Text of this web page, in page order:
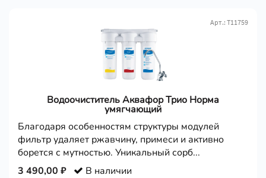
Водоочиститель Аквафор Трио Норма
умягчающий
Арт.: Т11759
Благодаря особенностям структуры модулей
фильтр удаляет ржавчину, примеси и активно
борется с мутностью. Уникальный сорб...
3 490,00 ₽ В наличии